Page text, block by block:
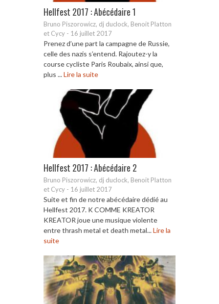
Hellfest 2017 : Abécédaire 1
Bruno Piszorowicz, dj duclock, Benoit Platton
et Cycy - 16 juillet 2017
Prenez d’une part la campagne de Russie,
celle des nazis s’entend. Rajoutez-y la
course cycliste Paris Roubaix, ainsi que,
plus ...Lire la suite
Hellfest 2017 : Abécédaire 2
Bruno Piszorowicz, dj duclock, Benoit Platton
et Cycy - 16 juillet 2017
Suite et fin de notre abécédaire dédié au
Hellfest 2017. K COMME KREATOR
KREATOR joue une musique violente
entre thrash metal et death metal...Lire la
suite